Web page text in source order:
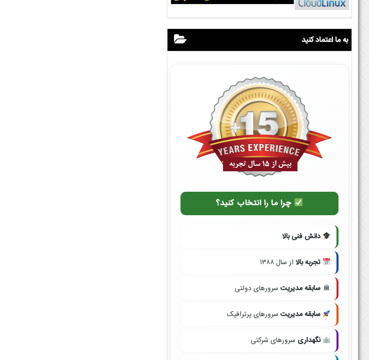
به ما اعتماد کنید
چرا ما را انتخاب کنید؟
دانش فنی بالا
تجربه بالا از سال ۱۳۸۸
سابقه مدیریت سرورهای دولتی
سابقه مدیریت سرورهای پرترافیک
نگهداری سرورهای شرکتی